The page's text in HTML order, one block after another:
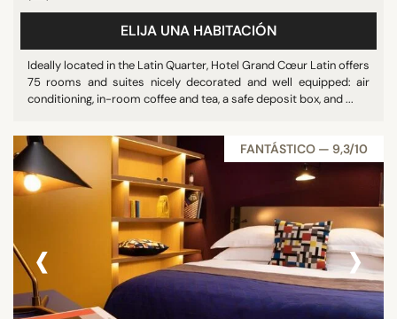
ELIJA UNA HABITACIÓN
Ideally located in the Latin Quarter, Hotel Grand Cœur Latin offers
75 rooms and suites nicely decorated and well equipped: air
conditioning, in-room coffee and tea, a safe deposit box, and ...
FANTÁSTICO — 9,3/10
‹ ›